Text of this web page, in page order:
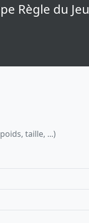
Règle du Jeu
taille, ...)